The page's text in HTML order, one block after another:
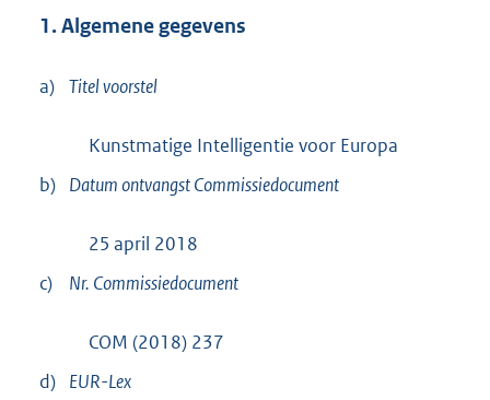
1. Algemene gegevens
a) Titel voorstel
Kunstmatige Intelligentie voor Europa
b) Datum ontvangst Commissiedocument
25 april 2018
c)
Nr. Commissiedocument
COM (2018) 237
d) EUR-Lex